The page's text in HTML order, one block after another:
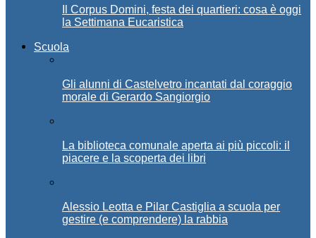
Il Corpus Domini, festa dei quartieri: cosa è oggi
la Settimana Eucaristica
Scuola
Gli alunni di Castelvetro incantati dal coraggio
morale di Gerardo Sangiorgio
La biblioteca comunale aperta ai più piccoli: il
piacere e la scoperta dei libri
Alessio Leotta e Pilar Castiglia a scuola per
gestire (e comprendere) la rabbia